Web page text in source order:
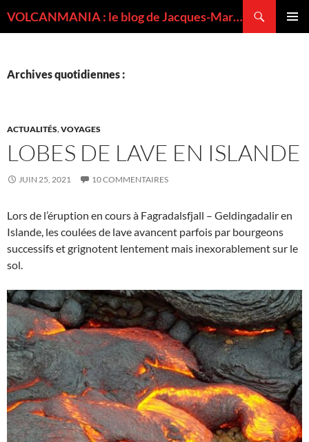
VOLCANMANIA : le blog de Jacques-Marie BARDINTZEFF, volcanologue
Archives quotidiennes :
ACTUALITÉS,VOYAGES
LOBES DE LAVE EN ISLANDE
JUIN 25, 2021 10 COMMENTAIRES
Lors de l’éruption en cours à Fagradalsfjall – Geldingadalir en
Islande, les coulées de lave avancent parfois par bourgeons
successifs et grignotent lentement mais inexorablement sur le
sol.